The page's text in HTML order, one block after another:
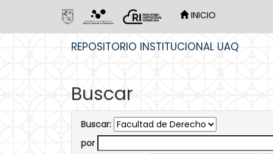
INICIO
REPOSITORIO INSTITUCIONAL UAQ
Buscar
Buscar:
por